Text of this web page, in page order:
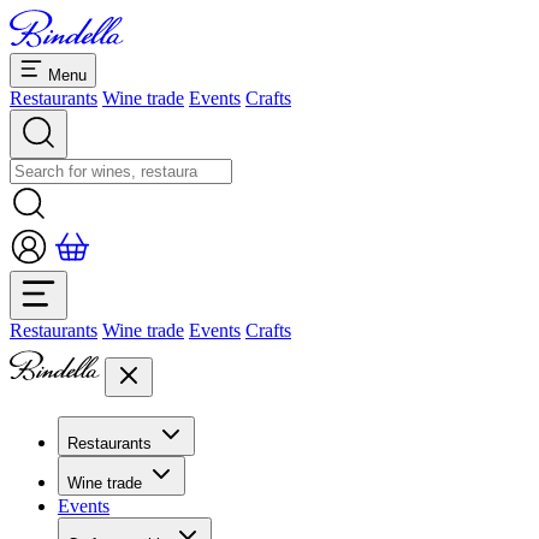
Menu
Restaurants Wine trade Events Crafts
Restaurants Wine trade Events Crafts
Restaurants
Overview restaurants
Banquets & seminars
Dolcezze
Wine trade
Overview
Events